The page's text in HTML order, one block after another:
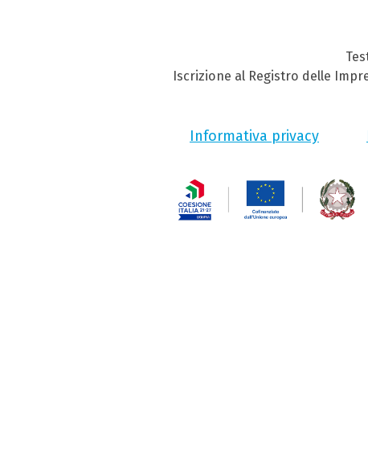
Iscrizione al Registro delle
Informativa privacy